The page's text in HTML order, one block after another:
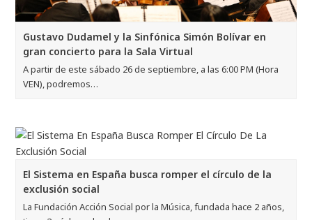
Gustavo Dudamel y la Sinfónica Simón Bolívar en
gran concierto para la Sala Virtual
A partir de este sábado 26 de septiembre, a las 6:00 PM (Hora
VEN), podremos…
El Sistema en España busca romper el círculo de la
exclusión social
La Fundación Acción Social por la Música, fundada hace 2 años,